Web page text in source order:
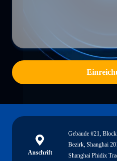
Anschrift
Gebäude #21,
Bezirk, Shanghai
Shanghai Phidix